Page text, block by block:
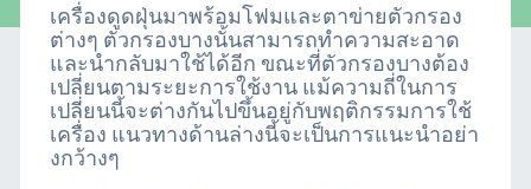
เครื่องดูดฝุ่นมาพร้อมโฟมและตาข่ายตัวกรอง
ต่างๆ ตัวกรองบางนั้นสามารถทำความสะอาด
และนำกลับมาใช้ได้อีก ขณะที่ตัวกรองบางต้อง
เปลี่ยนตามระยะการใช้งาน แม้ความถี่ในการ
เปลี่ยนนี้จะต่างกันไปขึ้นอยู่กับพฤติกรรมการใช้
เครื่อง แนวทางด้านล่างนี้จะเป็นการแนะนำอย่า
งกว้างๆ